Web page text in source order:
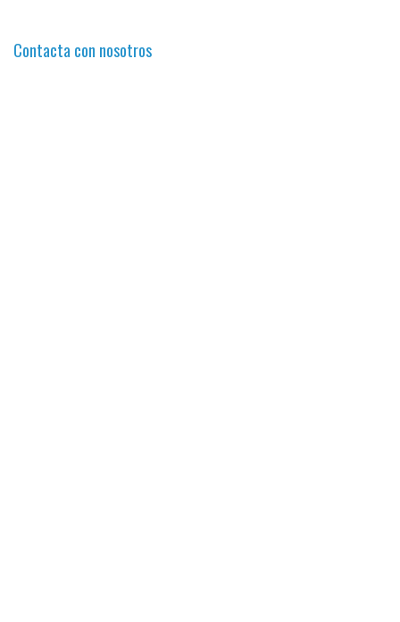
Contacta con nosotros